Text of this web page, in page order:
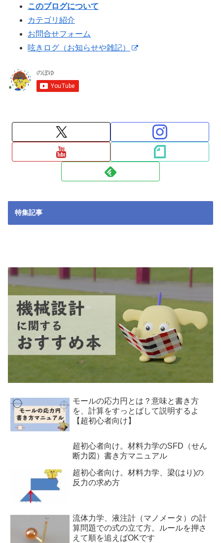
このブログについて
カテゴリ紹介
お問合せフォーム
呟きログ（お知らせや雑記）
特集記事
モールの応力円とは？意味と書き方
を、計算をすっとばして説明するよ
【超初心者向け】
超初心者向け。材料力学のSFD（せん
断力図）書き方マニュアル
超初心者向け。材料力学、梁(はり)の
反力の求め方
流体力学、液注計（マノメータ）の計
算問題での式の立て方。ルールを押さ
えて順を追えばOKです